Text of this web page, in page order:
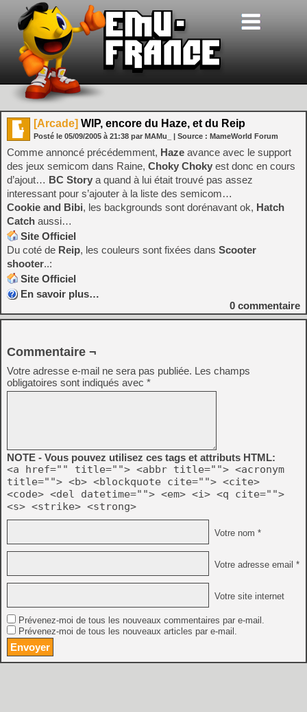
[Arcade] WIP, encore du Haze, et du Reip
Posté le 05/09/2005 à 21:38 par MAMu_ | Source : MameWorld Forum
Comme annoncé précédemment, Haze avance avec le support
des jeux semicom dans Raine, Choky Choky est donc en cours
d’ajout… BC Story a quand à lui était trouvé pas assez
interessant pour s’ajouter à la liste des semicom…
Cookie and Bibi, les backgrounds sont dorénavant ok, Hatch
Catch aussi…
Site Officiel
Du coté de Reip, les couleurs sont fixées dans Scooter
shooter..:
Site Officiel
En savoir plus…
0 commentaire
Commentaire ¬
Votre adresse e-mail ne sera pas publiée. Les champs
obligatoires sont indiqués avec *
NOTE - Vous pouvez utilisez ces tags et attributs HTML:
<a href="" title=""> <abbr title=""> <acronym
title=""> <b> <blockquote cite=""> <cite>
<code> <del datetime=""> <em> <i> <q cite="">
<s> <strike> <strong>
Votre nom *
Votre adresse email *
Votre site internet
Prévenez-moi de tous les nouveaux commentaires par e-mail.
Prévenez-moi de tous les nouveaux articles par e-mail.